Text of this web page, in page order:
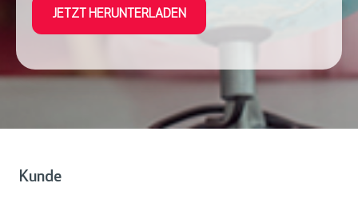
JETZT HERUNTERLADEN
Kunde